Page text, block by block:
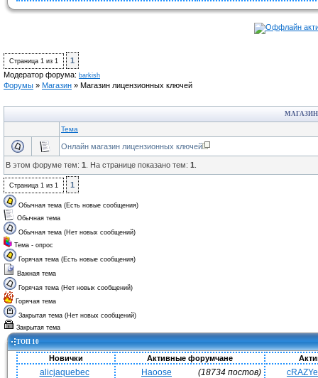
Страница 1 из 1
1
Модератор форума: barkish
Форумы » Магазин » Магазин лицензионных ключей
Тема
Онлайн магазин лицензионных ключей
В этом форуме тем: 1 . На странице показано тем: 1
Страница 1 из 1 1
Обычная тема (Есть новые сообщения)
Обычная тема
Обычная тема (Нет новых сообщений)
Тема - опрос
Горячая тема (Есть новые сообщения)
Важная тема
Горячая тема (Нет новых сообщений)
Горячая тема
Закрытая тема (Нет новых сообщений)
Закрытая тема
ТОП 10
Новички Активные форумчане
alicjaquebec
Haoose
(18734 постов)